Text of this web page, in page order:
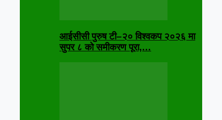
आईसीसी पुरुष टी–२० विश्वकप २०२६ मा
सुपर ८ को समीकरण पूरा,…